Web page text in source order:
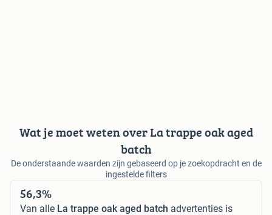
Wat je moet weten over La trappe oak aged
batch
De onderstaande waarden zijn gebaseerd op je zoekopdracht en de
ingestelde filters
56,3%
Van alle La trappe oak aged batch advertenties is